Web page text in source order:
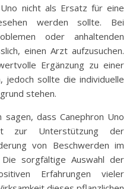
nicht als Ersatz für eine
werden sollte. Bei
oder anhaltenden
einen Arzt aufzusuchen.
Ergänzung zu einer
jedoch sollte die individuelle
stehen.
sagen, dass Canephron Uno
zur Unterstützung der
von Beschwerden im
sorgfältige Auswahl der
Erfahrungen vieler